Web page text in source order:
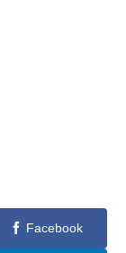
Facebook